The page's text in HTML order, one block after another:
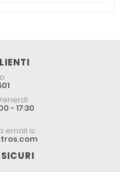
- 17:30
email a: